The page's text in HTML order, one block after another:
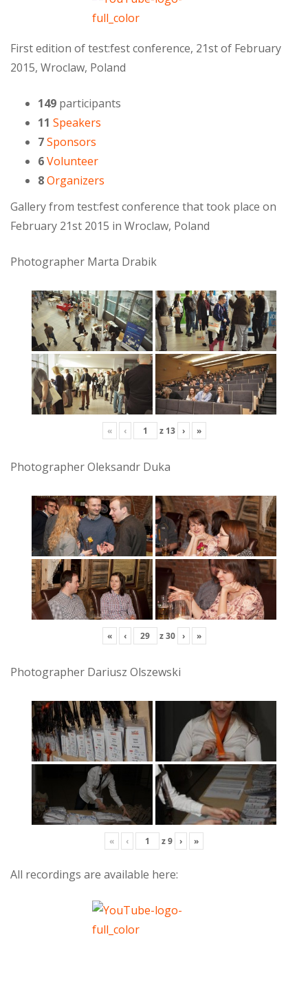
First edition of test:fest conference, 21st of February
2015, Wroclaw, Poland
149 participants
11 Speakers
7Sponsors
6Volunteer
8Organizers
Gallery from test:fest conference that took place on
February 21st 2015 in Wroclaw, Poland
Photographer Marta Drabik
« ‹ z 13 › »
Photographer Oleksandr Duka
« ‹ z30 › »
Photographer Dariusz Olszewski
« ‹ z9 › »
All recordings are available here: